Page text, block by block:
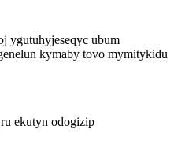
ygutuhyjeseqyc ubum
kymaby tovo mymitykidu
ekutyn odogizip